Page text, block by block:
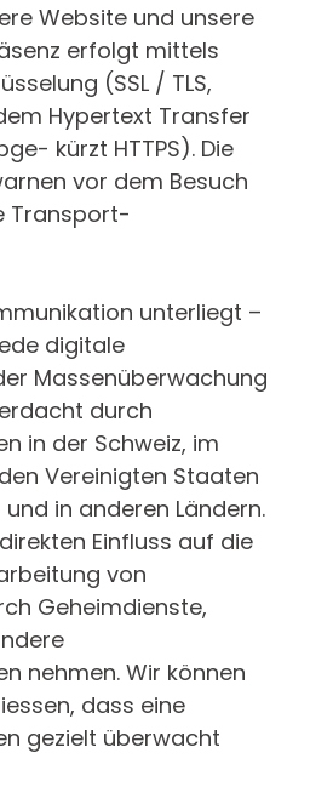
Website und unsere
erfolgt mittels
(SSL / TLS,
Hypertext Transfer
kürzt HTTPS). Die
vor dem Besuch
Transport-
unterliegt –
digitale
Massenüberwachung
durch
in der Schweiz, im
Vereinigten Staaten
in anderen Ländern.
Einfluss auf die
von
Geheimdienste,
nehmen. Wir können
dass eine
gezielt überwacht